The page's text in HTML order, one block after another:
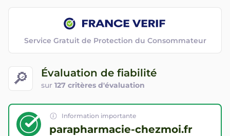
🔎 Évaluation de fiabilité
sur 127 critères d'évaluation
Service Gratuit de Protection du Consommateur
Information importante
parapharmacie-chezmoi.fr